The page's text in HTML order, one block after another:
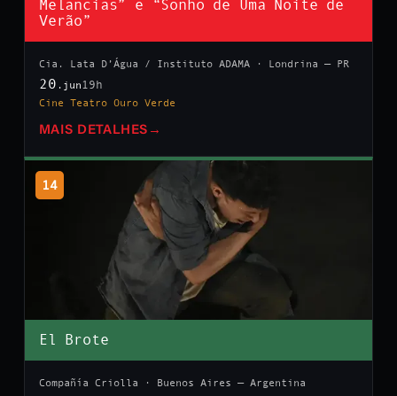
Melancias” e “Sonho de Uma Noite de
Verão”
Cia. Lata D’Água / Instituto ADAMA · Londrina — PR
20 .jun 19h
Cine Teatro Ouro Verde
MAIS DETALHES →
14
El Brote
Compañía Criolla · Buenos Aires — Argentina